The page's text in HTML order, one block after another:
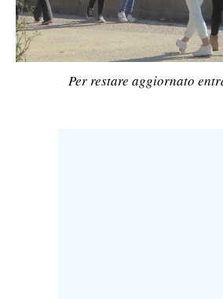
SPORT
RISULTATI E CLASSIFICHE
CALCIO
CALCIO REGIONALEPer restare aggiornato